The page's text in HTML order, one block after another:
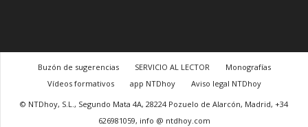
Buzón de sugerencias SERVICIO AL LECTOR
Monografías
Vídeos formativos
app NTDhoy
Aviso legal NTDhoy
© NTDhoy, S.L., Segundo Mata 4A, 28224 Pozuelo de Alarcón, Madrid, +34
626981059, info @ ntdhoy.com